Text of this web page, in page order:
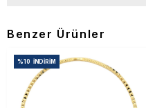
Benzer Ürünler
%10 İNDIRIM